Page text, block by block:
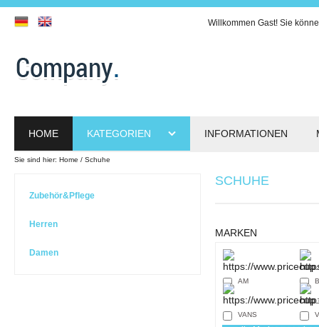
Willkommen Gast! Sie
HOME KATEGORIEN INFORMATIONEN
Sie sind hier: Home Schuhe
Zubehör&Pflege
Herren
Damen
SCHUHE
MARKEN
AM
VANS